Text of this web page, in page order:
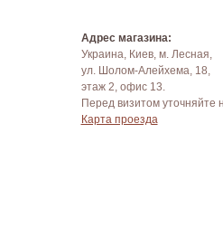
Адрес магазина:
Украина, Киев, м. Лесная,
ул. Шолом-Алейхема, 18,
этаж 2, офис 13.
Перед визитом уточняйте
Карта проезда